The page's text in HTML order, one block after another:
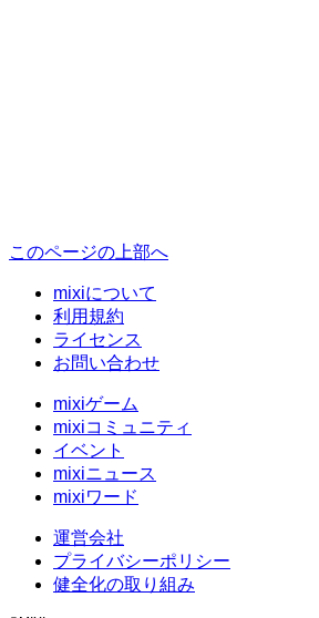
このページの上部へ
mixiについて
利用規約
ライセンス
お問い合わせ
mixiゲーム
mixiコミュニティ
イベント
mixiニュース
mixiワード
運営会社
プライバシーポリシー
健全化の取り組み